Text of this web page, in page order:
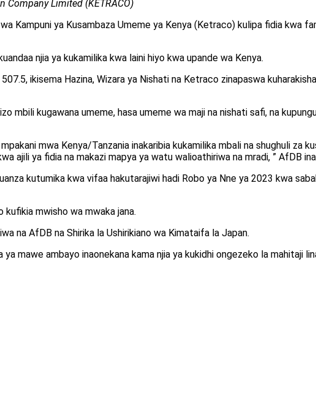
Company Limited (KETRACO)
Kampuni ya Kusambaza Umeme ya Kenya (Ketraco) kulipa fidia kwa
njia ya kukamilika kwa laini hiyo kwa upande wa Kenya.
ikisema Hazina, Wizara ya Nishati na Ketraco zinapaswa
mbili kugawana umeme, hasa umeme wa maji na nishati safi, na
mwa Kenya/Tanzania inakaribia kukamilika mbali na shughuli za
ajili ya fidia na makazi mapya ya watu walioathiriwa na mradi, ” AfDB
kutumika kwa vifaa hakutarajiwi hadi Robo ya Nne ya 2023 kwa
kufikia mwisho wa mwaka jana.
na AfDB na Shirika la Ushirikiano wa Kimataifa la Japan.
mawe ambayo inaonekana kama njia ya kukidhi ongezeko la mahitaji